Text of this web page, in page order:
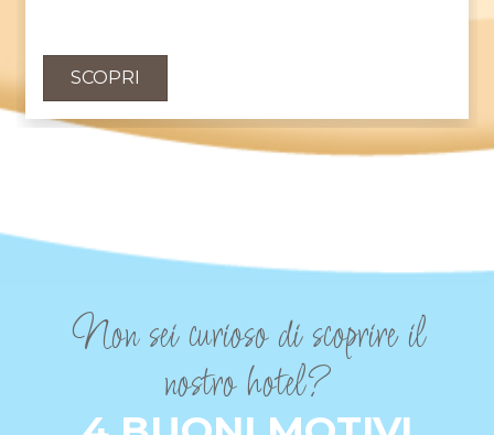
SCOPRI
Non sei curioso di scoprire il
nostro hotel?